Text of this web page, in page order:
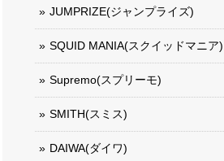
JUMPRIZE(ジャンプライズ)
SQUID MANIA(スクイッドマニア)
Supremo(スプリーモ)
SMITH(スミス)
DAIWA(ダイワ)